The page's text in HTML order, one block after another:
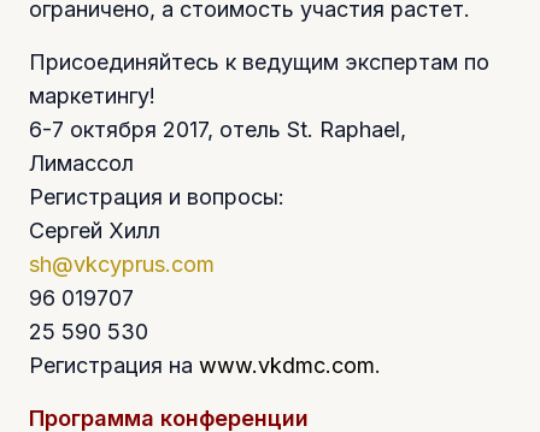
ограничено, а стоимость участия растет.
Присоединяйтесь к ведущим экспертам по
маркетингу!
6-7 октября 2017, отель St. Raphael,
Лимассол
Регистрация и вопросы:
Сергей Хилл
sh@vkcyprus.com
96 019707
25 590 530
Регистрация на www.vkdmc.com.
Программа конференции